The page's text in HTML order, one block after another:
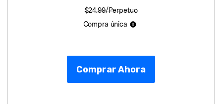
$24.99/Perpetuo
Compra única
Comprar Ahora